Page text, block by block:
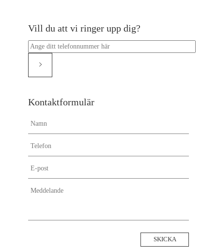
Flyttstädning Värmdö
Flyttstädning Växjö
Flyttstädning Uppsala
Flyttstädning Täby
Flyttstädning Trelleborg
Flyttstädning Sundbyberg
Flyttstädning Solna
Flyttstädning Skellefteå
Flyttstädning Svalöv
Flyttstädning Upplands-väsby
Vill du att vi ringer upp dig?
Kontaktformulär